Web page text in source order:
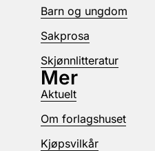
Barn og ungdom
Sakprosa
Skjønnlitteratur
Mer
Aktuelt
Om forlagshuset
Kjøpsvilkår